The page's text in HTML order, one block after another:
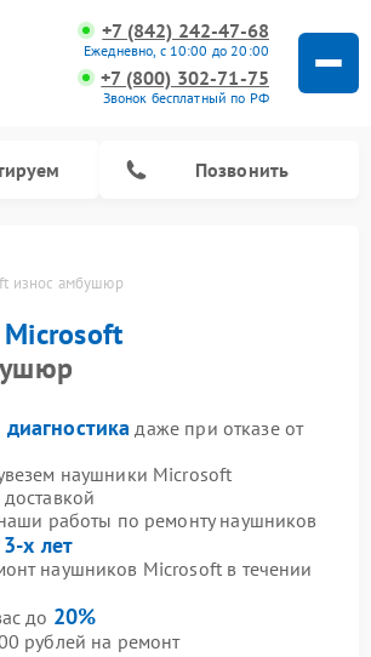
+7 (842) 242-47-68
Ежедневно, с 10:00 до 20:00
+7 (800) 302-71-75
Звонок бесплатный по РФ
Позвонить
износ амбушюр
Microsoft
даже при отказе от
наушники Microsoft
работы по ремонту наушников
х лет
наушников Microsoft в течении
до 20%
рублей на ремонт